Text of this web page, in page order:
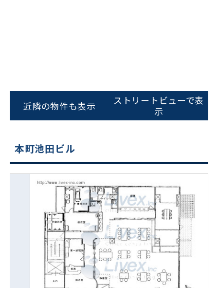
近隣の物件も表示
ストリートビューで表
示
本町池田ビル